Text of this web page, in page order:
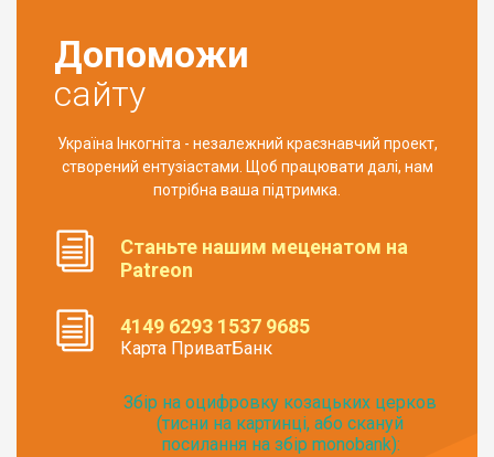
Допоможи
сайту
Україна Інкогніта - незалежний краєзнавчий проект,
створений ентузіастами. Щоб працювати далі, нам
потрібна ваша підтримка.
Станьте нашим меценатом на
Patreon
4149 6293 1537 9685
Карта ПриватБанк
Збір на оцифровку козацьких церков
(тисни на картинці, або скануй
посилання на збір monobank):